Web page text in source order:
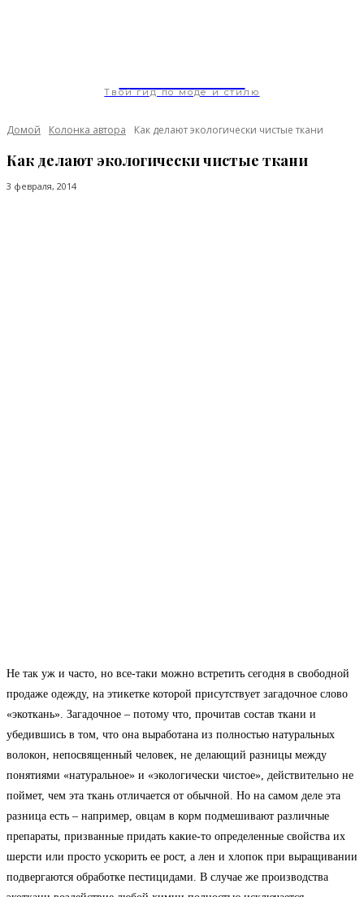
Твой гид по моде и стилю
Домой Колонка автора Как делают экологически чистые ткани
Как делают экологически чистые ткани
3 февраля, 2014
Не так уж и часто, но все-таки можно встретить сегодня в свободной
продаже одежду, на этикетке которой присутствует загадочное слово
«экоткань». Загадочное – потому что, прочитав состав ткани и
убедившись в том, что она выработана из полностью натуральных
волокон, непосвященный человек, не делающий разницы между
понятиями «натуральное» и «экологически чистое», действительно не
поймет, чем эта ткань отличается от обычной. Но на самом деле эта
разница есть – например, овцам в корм подмешивают различные
препараты, призванные придать какие-то определенные свойства их
шерсти или просто ускорить ее рост, а лен и хлопок при выращивании
подвергаются обработке пестицидами. В случае же производства